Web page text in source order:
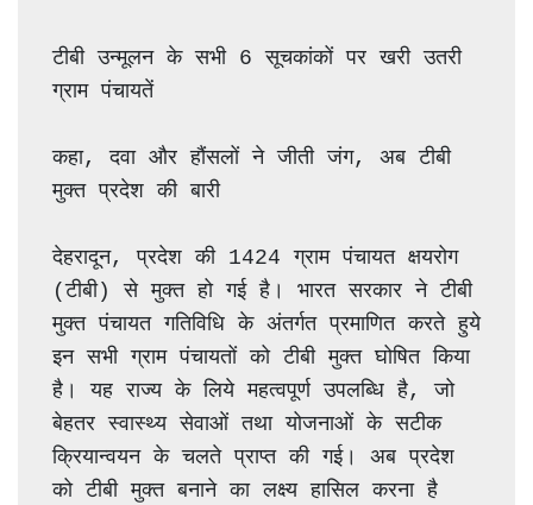
टीबी उन्मूलन के सभी 6 सूचकांकों पर खरी उतरी
ग्राम पंचायतें
कहा, दवा और हौंसलों ने जीती जंग, अब टीबी
मुक्त प्रदेश की बारी
देहरादून, प्रदेश की 1424 ग्राम पंचायत क्षयरोग
(टीबी) से मुक्त हो गई है। भारत सरकार ने टीबी
मुक्त पंचायत गतिविधि के अंतर्गत प्रमाणित करते हुये
इन सभी ग्राम पंचायतों को टीबी मुक्त घोषित किया
है। यह राज्य के लिये महत्वपूर्ण उपलब्धि है, जो
बेहतर स्वास्थ्य सेवाओं तथा योजनाओं के सटीक
क्रियान्वयन के चलते प्राप्त की गई। अब प्रदेश
को टीबी मुक्त बनाने का लक्ष्य हासिल करना है